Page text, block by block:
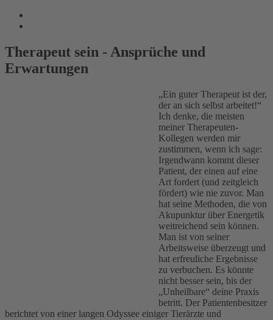
Therapeut sein - Ansprüche und
Erwartungen
„Ein guter Therapeut ist der,
der an sich selbst arbeitet!“
Ich denke, die meisten
meiner Therapeuten-
Kollegen werden mir
zustimmen, wenn ich sage:
Irgendwann kommt dieser
Patient, der einen auf eine
Art fordert (und zeitgleich
fördert) wie nie zuvor. Man
hat seine Methoden, die von
Akupunktur über Energetik
weitreichend sein können.
Man ist von seiner
Arbeitsweise überzeugt und
hat erfreuliche Ergebnisse
zu verbuchen. Es könnte
nicht besser sein, bis der
„Unheilbare“ deine Praxis
betritt. Der Patientenbesitzer
berichtet von einer langen Odyssee einiger Tierärzte und